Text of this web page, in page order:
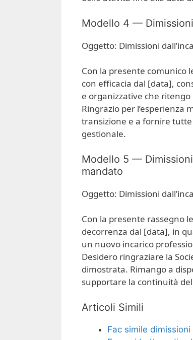
Modello 4 —
Oggetto: Dimissioni
Con la presente comunico
con efficacia dal [data],
e organizzative che
Ringrazio per l’esperienza
transizione e a fornire
gestionale.
Modello 5 —
mandato
Oggetto: Dimissioni
Con la presente rassegno
decorrenza dal [data], in
un nuovo incarico
Desidero ringraziare la
dimostrata. Rimango a
supportare la continuità
Articoli Simili
Fac simile